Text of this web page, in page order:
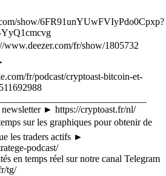
show/6FR91unYUwFVIyPdo0Cpxp?
fr/show/1805732⁠⁠⁠⁠⁠⁠⁠⁠⁠⁠⁠⁠⁠⁠⁠⁠⁠⁠
fr/podcast/cryptoast-bitcoin-et-
newsletter ► ⁠⁠⁠⁠⁠⁠⁠⁠https://cryptoast.fr/nl/⁠⁠⁠⁠⁠⁠⁠⁠
sur les graphiques pour obtenir de
les traders actifs ►
podcast/⁠
en temps réel sur notre canal Telegram
tg/⁠⁠⁠⁠⁠⁠⁠⁠